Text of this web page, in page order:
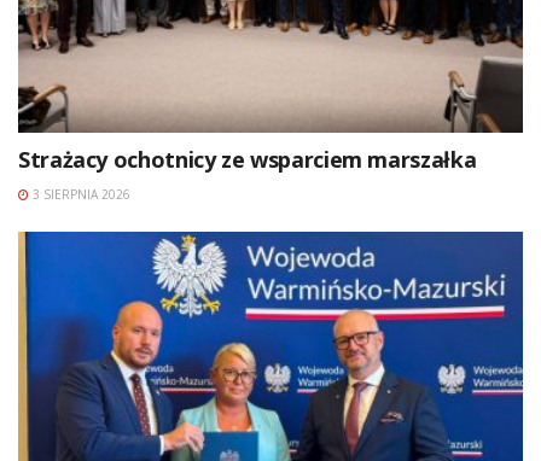
Strażacy ochotnicy ze wsparciem marszałka
3 SIERPNIA 2026